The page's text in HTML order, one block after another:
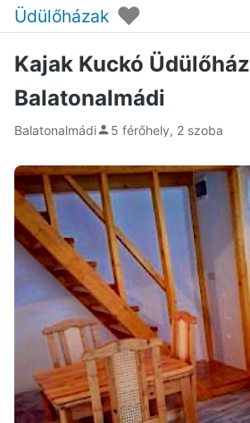
Üdülőházak ♥
Kajak Kuckó Üdülőház
Balatonalmádi
Balatonalmádi 5 férőhely, 2 szoba